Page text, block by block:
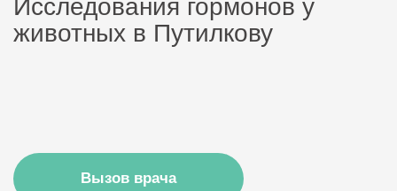
Исследования гормонов у
животных в Путилкову
Вызов врача